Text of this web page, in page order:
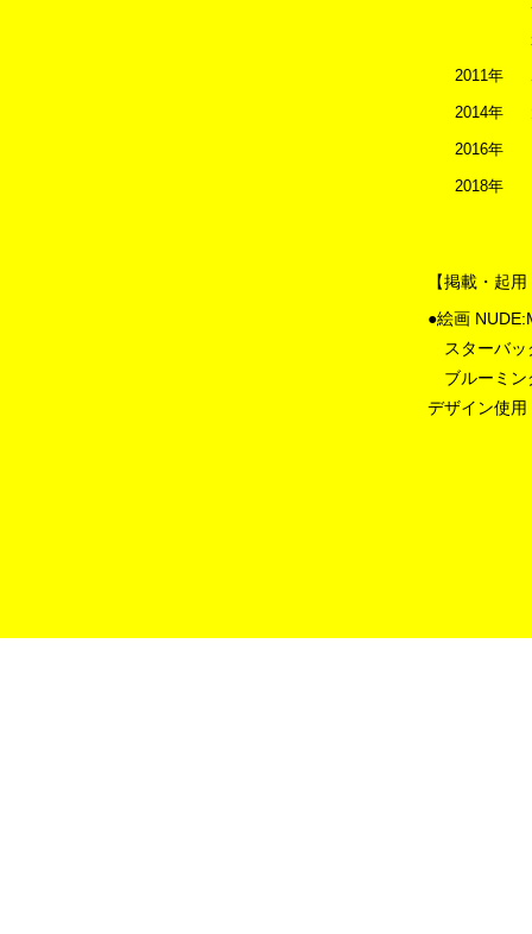
2011年
2014年
2016年
2018年
【掲載・起
●絵画
スターバッ
ブルーミン
デザイン使用